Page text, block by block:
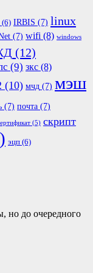
(6) IRBIS (7) linux
(7) wifi (8) windows
(12)
(9) зкс (8)
(10) мчд (7) мэш
(7) почта (7)
(5) скрипт
эцп (6)
но до очередного